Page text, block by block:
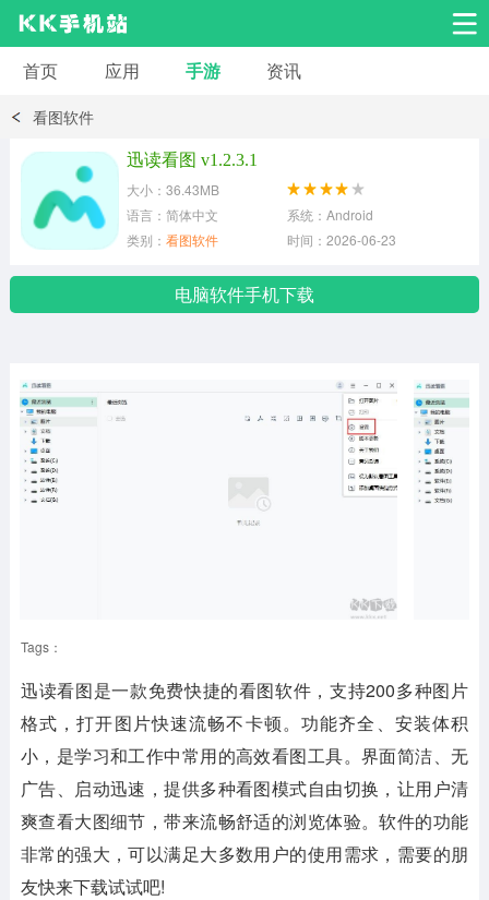
安卓应用
小说漫画
金融理财 游戏辅助
首页 应用 手游 资讯
看图软件
迅读看图 v1.2.3.1
大小：36.43MB
语言：简体中文
系统：Android
类别： 看图软件 时间：2026-06-23
电脑软件手机下载
Tags：
迅读看图是一款免费快捷的看图软件，支持200多种图片
格式，打开图片快速流畅不卡顿。功能齐全、安装体积
小，是学习和工作中常用的高效看图工具。界面简洁、无
广告、启动迅速，提供多种看图模式自由切换，让用户清
爽查看大图细节，带来流畅舒适的浏览体验。软件的功能
非常的强大，可以满足大多数用户的使用需求，需要的朋
友快来下载试试吧!